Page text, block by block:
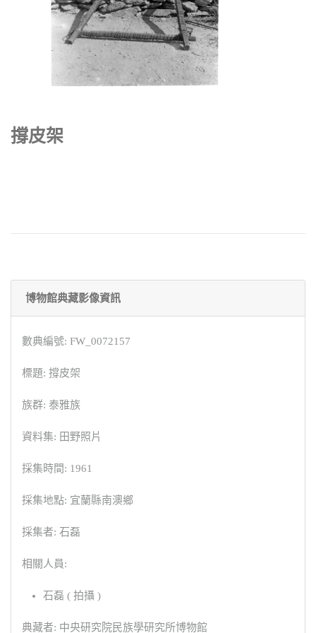
撐皮架
博物館典藏影像資訊
數典編號: FW_0072157
標題: 撐皮架
族群: 泰雅族
資料集: 田野照片
採集時間: 1961
採集地點: 宜蘭縣南澳鄉
採集者: 石磊
相關人員:
石磊 ( 拍攝 )
典藏者: 中央研究院民族學研究所博物館